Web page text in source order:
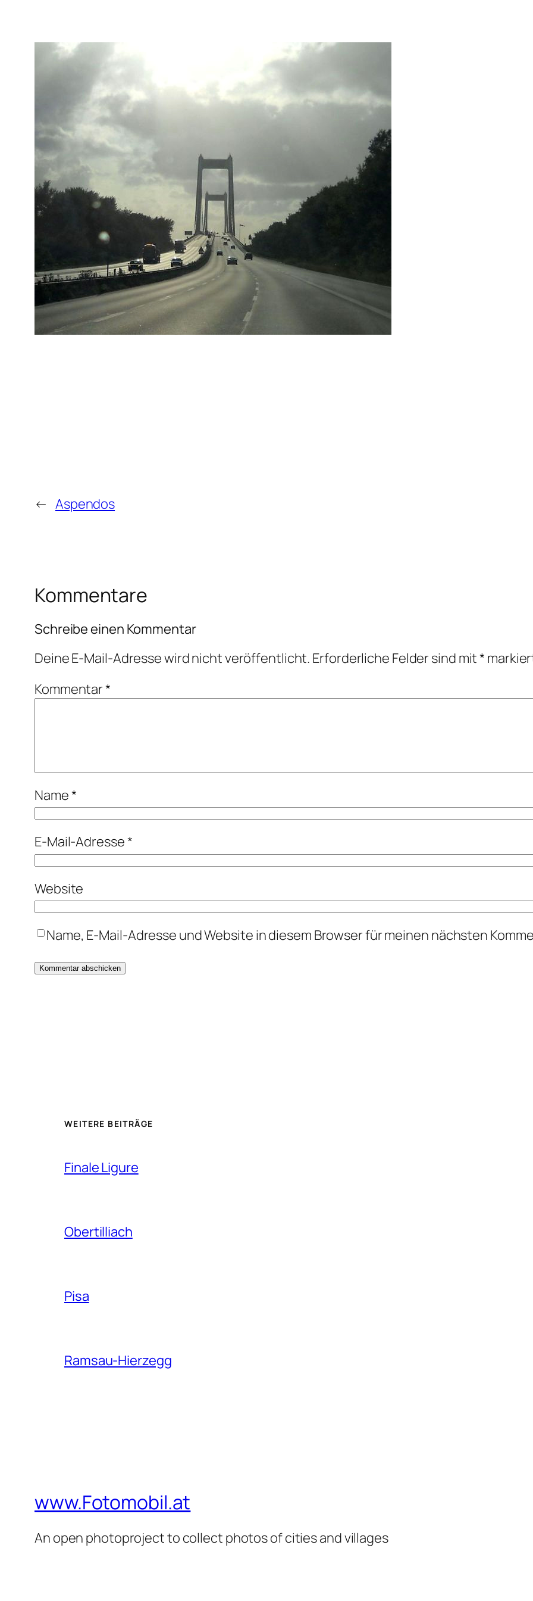
← Aspendos
Kommentare
Schreibe einen Kommentar
Deine E-Mail-Adresse wird nicht veröffentlicht. Erforderliche Felder sind mit*
Kommentar*
Name*
E-Mail-Adresse*
Website
Name, E-Mail-Adresse und Website in diesem Browser für meinen nächsten
WEITERE BEITRÄGE
Finale Ligure
Obertilliach
Pisa
Ramsau-Hierzegg
www.Fotomobil.at
An open photoproject to collect photos of cities and villages